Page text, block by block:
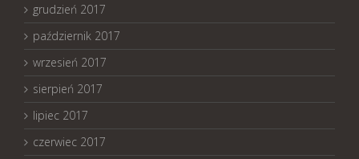
grudzień 2017
październik 2017
wrzesień 2017
sierpień 2017
lipiec 2017
czerwiec 2017